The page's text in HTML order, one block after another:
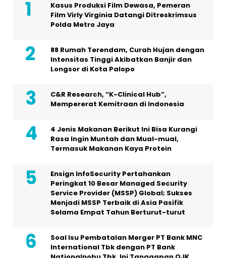
Kasus Produksi Film Dewasa, Pemeran
Film Virly Virginia Datangi Ditreskrimsus
Polda Metro Jaya
88 Rumah Terendam, Curah Hujan dengan
Intensitas Tinggi Akibatkan Banjir dan
Longsor di Kota Palopo
C&R Research, “K-Clinical Hub”,
Mempererat Kemitraan di Indonesia
4 Jenis Makanan Berikut Ini Bisa Kurangi
Rasa Ingin Muntah dan Mual-mual,
Termasuk Makanan Kaya Protein
Ensign InfoSecurity Pertahankan
Peringkat 10 Besar Managed Security
Service Provider (MSSP) Global; Sukses
Menjadi MSSP Terbaik di Asia Pasifik
Selama Empat Tahun Berturut-turut
Soal Isu Pembatalan Merger PT Bank MNC
International Tbk dengan PT Bank